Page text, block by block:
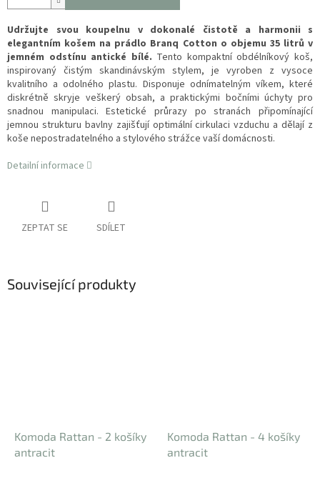
Udržujte svou koupelnu v dokonalé čistotě a harmonii s
elegantním košem na prádlo Branq Cotton o objemu 35 litrů v
jemném odstínu antické bílé. Tento kompaktní obdélníkový koš,
inspirovaný čistým skandinávským stylem, je vyroben z vysoce
kvalitního a odolného plastu. Disponuje odnímatelným víkem, které
diskrétně skryje veškerý obsah, a praktickými bočními úchyty pro
snadnou manipulaci. Estetické průrazy po stranách připomínající
jemnou strukturu bavlny zajišťují optimální cirkulaci vzduchu a dělají z
koše nepostradatelného a stylového strážce vaší domácnosti.
Detailní informace
ZEPTAT SE SDÍLET
Související produkty
Komoda Rattan - 2 košíky
antracit
Komoda Rattan - 4 košíky
antracit